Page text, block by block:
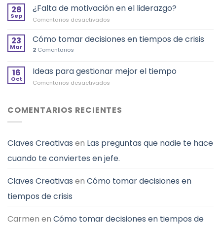
deja
Up”
enfrentar
los
no
28
Sep
¿Falta de motivación en el liderazgo?
Comentarios desactivados
de
motivación
liderazgo?
23
Mar
Cómo tomar decisiones en tiempos de crisis
2 Comentarios
16
Oct
Ideas para gestionar mejor el tiempo
Comentarios desactivados
gestionar
COMENTARIOS RECIENTES
Claves Creativas en Las preguntas que nadie te hace
cuando te conviertes en jefe.
Claves Creativas en Cómo tomar decisiones en
tiempos de crisis
Carmen en Cómo tomar decisiones en tiempos de